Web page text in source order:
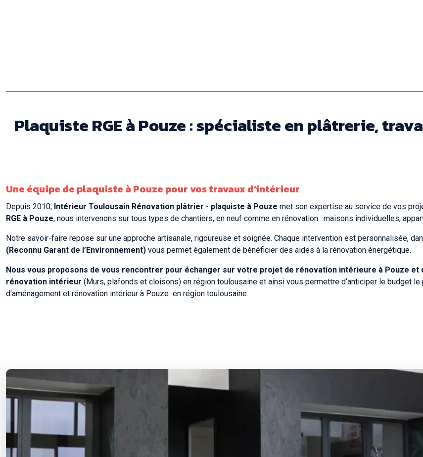
Plaquiste RGE à Pouze : spécialiste en plâtrerie,
Une équipe de plaquiste à Pouze pour vos travaux d’intérieur
Depuis 2010, Intérieur Toulousain Rénovation plâtrier - plaquiste à Pouze met son expertise au service de vos
RGE à Pouze, nous intervenons sur tous types de chantiers, en neuf comme en rénovation : maisons individuelles,
Notre savoir-faire repose sur une approche artisanale, rigoureuse et soignée. Chaque intervention est personnalisée,
(Reconnu Garant de l’Environnement) vous permet également de bénéficier des aides à la rénovation énergétique.
Nous vous proposons de vous rencontrer pour échanger sur votre projet de rénovation intérieure à Pouze
rénovation intérieur (Murs, plafonds et cloisons) en région toulousaine et ainsi vous permettre d’anticiper le budget
d'aménagement et rénovation intérieur à Pouze en région toulousaine.